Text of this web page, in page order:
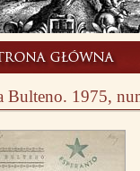
Bulteno. 1975,